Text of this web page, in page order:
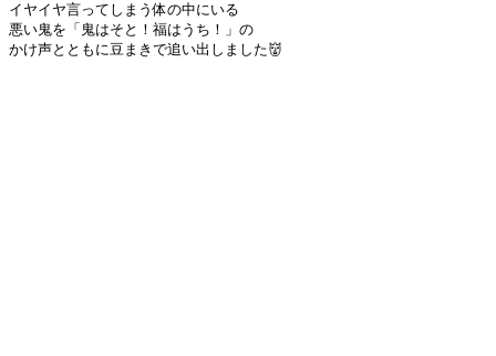
イヤイヤ言ってしまう体の中にいる
悪い鬼を「鬼はそと！福はうち！」の
かけ声とともに豆まきで追い出しました👹